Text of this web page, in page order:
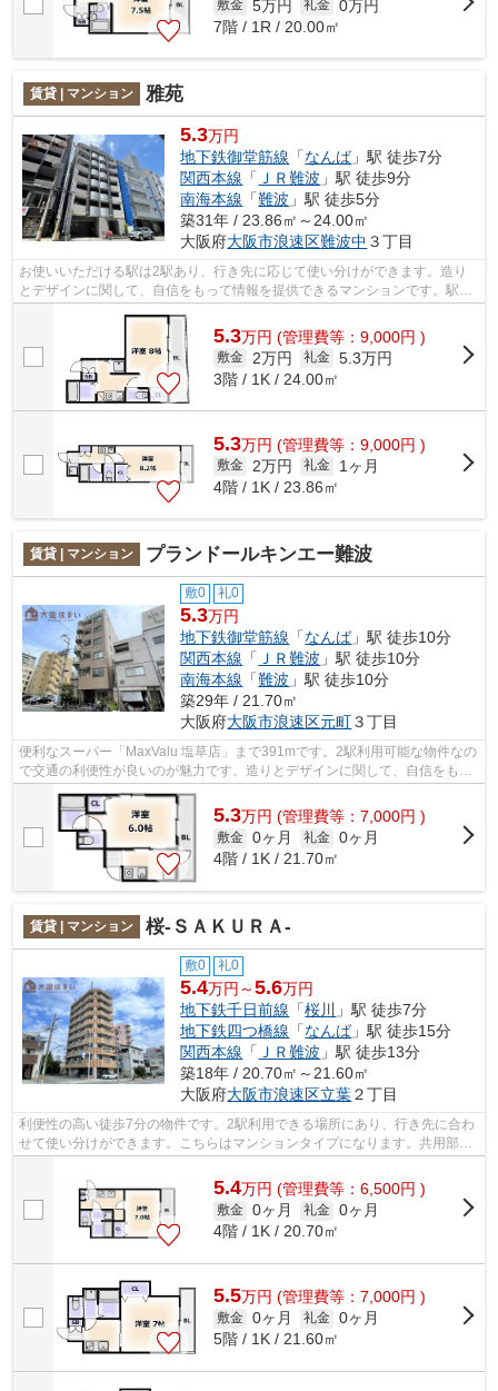
敷金 5万円 礼金 0万円
7階 / 1R / 20.00㎡
賃貸 | マンション 雅苑
5.3万円
地下鉄御堂筋線 「なんば」駅 徒歩7分
関西本線 「 ＪＲ難波 」駅 徒歩9分
南海本線 「難波 」駅 徒歩5分
築31年 / 23.86㎡～24.00㎡
大阪府大阪市浪速区難波中 ３丁目
お使いいただける駅は2駅あり、行き先に応じて使い分けができます。造り
とデザインに関して、自信をもって情報を提供できるマンションです。駅ま
5.3万円 (管理費等：9,000円 )
敷金 2万円 礼金 5.3万円
3階 / 1K / 24.00㎡
5.3万円 (管理費等：9,000円 )
敷金 2万円 礼金
1ヶ月
4階 / 1K / 23.86㎡
賃貸 | マンション プランドールキンエー難波
敷0 礼0
5.3万円
地下鉄御堂筋線 「なんば」駅 徒歩10分
関西本線 「 ＪＲ難波 」駅 徒歩10分
南海本線 「難波 」駅 徒歩10分
築29年 / 21.70㎡
大阪府大阪市浪速区元町３丁目
便利なスーパー「MaxValu 塩草店」まで391mです。2駅利用可能な物件なの
で交通の利便性が良いのが魅力です。造りとデザインに関して、自信をもっ
て情報を提供できるマンションです。共...
5.3万円 (管理費等：7,000円 )
敷金 0ヶ月 礼金 0ヶ月
4階 / 1K / 21.70㎡
賃貸 | マンション 桜-ＳＡＫＵＲＡ-
敷0 礼0
5.4万円～5.6万円
地下鉄千日前線 「桜川
」駅 徒歩7分
地下鉄四つ橋線 「なんば」駅 徒歩15分
関西本線 「 ＪＲ難波 」駅 徒歩13分
築18年 / 20.70㎡～21.60㎡
大阪府大阪市浪速区立葉２丁目
利便性の高い徒歩7分の物件です。2駅利用できる場所にあり、行き先に合わ
せて使い分けができます。こちらはマンションタイプになります。共用部に
はエレベータ・敷地内ごみ置き場など...
5.4万円 (管理費等：6,500円 )
敷金 0ヶ月 礼金 0ヶ月
4階 / 1K / 20.70㎡
5.5万円 (管理費等：7,000円 )
敷金 0ヶ月 礼金 0ヶ月
5階 / 1K / 21.60㎡